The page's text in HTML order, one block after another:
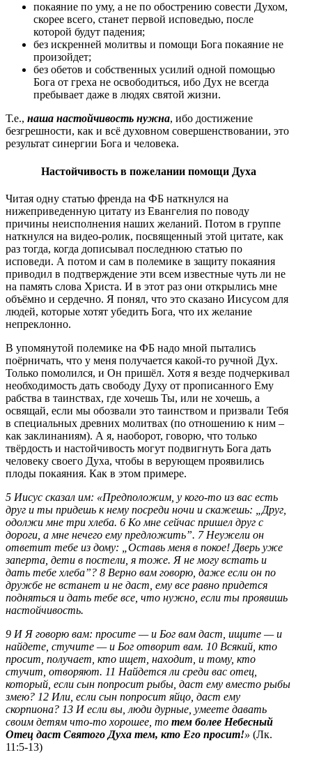
покаяние по уму, а не по обострению совести Духом,
скорее всего, станет первой исповедью, после
которой будут падения;
без искренней молитвы и помощи Бога покаяние не
произойдет;
без обетов и собственных усилий одной помощью
Бога от греха не освободиться, ибо Дух не всегда
пребывает даже в людях святой жизни.
Т.е., наша настойчивость нужна, ибо достижение
безгрешности, как и всё духовном совершенствовании, это
результат синергии Бога и человека.
Настойчивость в пожелании помощи Духа
Читая одну статью френда на ФБ наткнулся на
нижеприведенную цитату из Евангелия по поводу
причины неисполнения наших желаний. Потом в группе
наткнулся на видео-ролик, посвященный этой цитате, как
раз тогда, когда дописывал последнюю статью по
исповеди. А потом и сам в полемике в защиту покаяния
приводил в подтверждение эти всем известные чуть ли не
на память слова Христа. И в этот раз они открылись мне
объёмно и сердечно. Я понял, что это сказано Иисусом для
людей, которые хотят убедить Бога, что их желание
непреклонно.
В упомянутой полемике на ФБ надо мной пытались
поёрничать, что у меня получается какой-то ручной Дух.
Только помолился, и Он пришёл. Хотя я везде подчеркивал
необходимость дать свободу Духу от прописанного Ему
рабства в таинствах, где хочешь Ты, или не хочешь, а
освящай, если мы обозвали это таинством и призвали Тебя
в специальных древних молитвах (по отношению к ним –
как заклинаниям). А я, наоборот, говорю, что только
твёрдость и настойчивость могут подвигнуть Бога дать
человеку своего Духа, чтобы в верующем проявились
плоды покаяния. Как в этом примере.
5 Иисус сказал им: «Предположим, у кого‑то из вас есть
друг и ты придешь к нему посреди ночи и скажешь: „Друг,
одолжи мне три хлеба. 6 Ко мне сейчас пришел друг с
дороги, а мне нечего ему предложить”. 7 Неужели он
ответит тебе из дому: „Оставь меня в покое! Дверь уже
заперта, дети в постели, я тоже. Я не могу встать и
дать тебе хлеба”? 8 Верно вам говорю, даже если он по
дружбе не встанет и не даст, ему все равно придется
подняться и дать тебе все, что нужно, если ты проявишь
настойчивость.
9 И Я говорю вам: просите — и Бог вам даст, ищите — и
найдете, стучите — и Бог отворит вам. 10 Всякий, кто
просит, получает, кто ищет, находит, и тому, кто
стучит, отворяют. 11 Найдется ли среди вас отец,
который, если сын попросит рыбы, даст ему вместо рыбы
змею? 12 Или, если сын попросит яйцо, даст ему
скорпиона? 13 И если вы, люди дурные, умеете давать
своим детям что‑то хорошее, то тем более Небесный
Отец даст Святого Духа тем, кто Его просит!» (Лк.
11:5-13)